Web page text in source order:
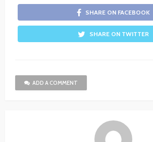
SHARE ON FACEBOOK
SHARE ON TWITTER
ADD A COMMENT